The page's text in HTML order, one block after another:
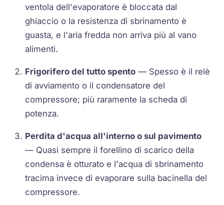
ventola dell'evaporatore è bloccata dal
ghiaccio o la resistenza di sbrinamento è
guasta, e l'aria fredda non arriva più al vano
alimenti.
Frigorifero del tutto spento — Spesso è il relè
di avviamento o il condensatore del
compressore; più raramente la scheda di
potenza.
Perdita d'acqua all'interno o sul pavimento
— Quasi sempre il forellino di scarico della
condensa è otturato e l'acqua di sbrinamento
tracima invece di evaporare sulla bacinella del
compressore.